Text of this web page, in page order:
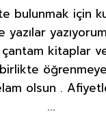
bulunmak için
yazılar
kitaplar
olsun .
...